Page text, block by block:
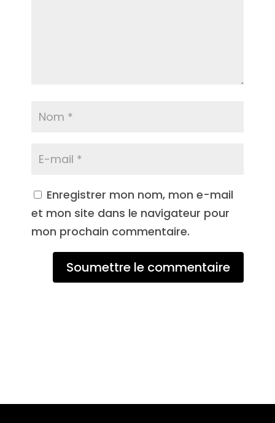
Enregistrer mon nom, mon e-mail
et mon site dans le navigateur pour
mon prochain commentaire.
Soumettre le commentaire